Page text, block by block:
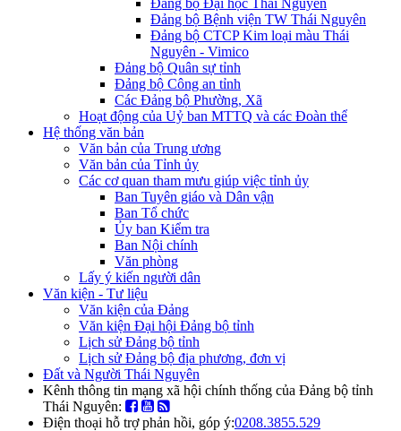
Đảng bộ Bệnh viện TW Thái Nguyên
Đảng bộ CTCP Kim loại màu Thái
Nguyên - Vimico
Đảng bộ Quân sự tỉnh
Đảng bộ Công an tỉnh
Các Đảng bộ Phường, Xã
Hoạt động của Uỷ ban MTTQ và các Đoàn thể
Hệ thống văn bản
Văn bản của Trung ương
Văn bản của Tỉnh ủy
Các cơ quan tham mưu giúp việc tỉnh ủy
Ban Tuyên giáo và Dân vận
Ban Tổ chức
Ủy ban Kiểm tra
Ban Nội chính
Văn phòng
Lấy ý kiến người dân
Văn kiện - Tư liệu
Văn kiện của Đảng
Văn kiện Đại hội Đảng bộ tỉnh
Lịch sử Đảng bộ tỉnh
Lịch sử Đảng bộ địa phương, đơn vị
Đất và Người Thái Nguyên
Kênh thông tin mạng xã hội chính thống của Đảng bộ tỉnh
Thái Nguyên:
Điện thoại hỗ trợ phản hồi, góp ý:0208.3855.529